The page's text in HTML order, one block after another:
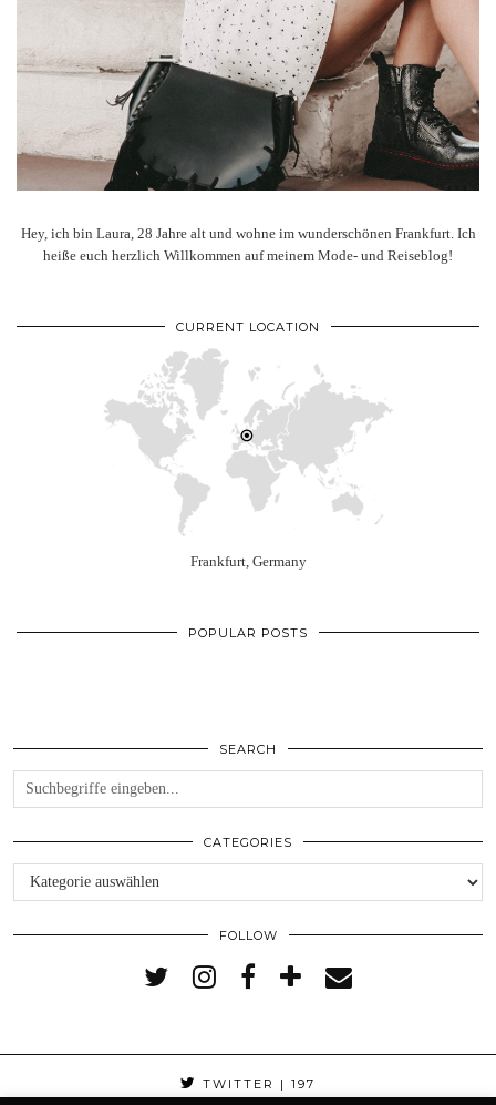
Hey, ich bin Laura, 28 Jahre alt und wohne im wunderschönen Frankfurt. Ich
heiße euch herzlich Willkommen auf meinem Mode- und Reiseblog!
CURRENT LOCATION
Frankfurt, Germany
POPULAR POSTS
SEARCH
CATEGORIES
Categories
FOLLOW
TWITTER | 197